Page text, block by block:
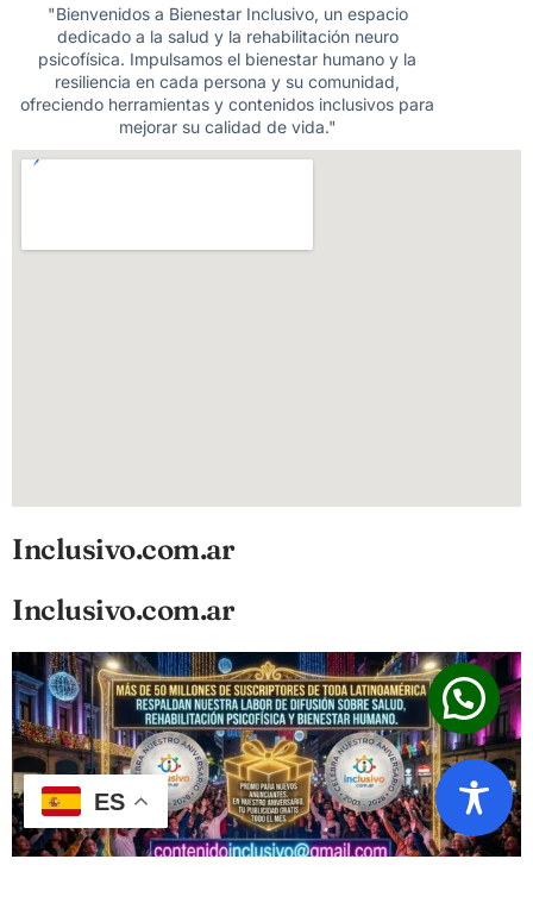
"Bienvenidos a Bienestar Inclusivo, un espacio
dedicado a la salud y la rehabilitación neuro
psicofísica. Impulsamos el bienestar humano y la
resiliencia en cada persona y su comunidad,
ofreciendo herramientas y contenidos inclusivos para
mejorar su calidad de vida."
Inclusivo.com.ar
Inclusivo.com.ar
ES